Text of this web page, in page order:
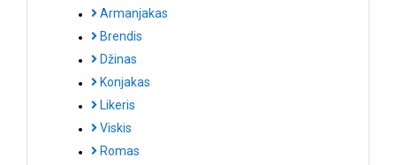
Armanjakas
Brendis
Džinas
Konjakas
Likeris
Viskis
Romas